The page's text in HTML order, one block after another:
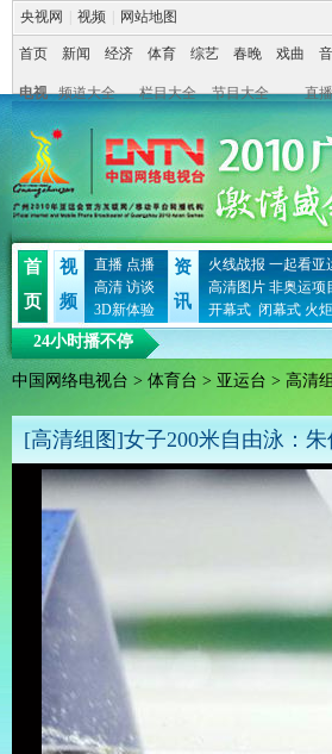
央视网 视频 网站地图
首页 新闻 经济 体育 综艺 春晚 戏曲
电视 频道大全 栏目大全 节目大全 直
首
页
视
频
直播 点播
高清 访谈
3D新体验
资
讯
火线战报 一起看亚
高清图片 非奥运项
开幕式 闭幕式 火炬
24小时播不停
中国网络电视台 > 体育台 > 亚运台 > 高清
[高清组图]女子200米自由泳：